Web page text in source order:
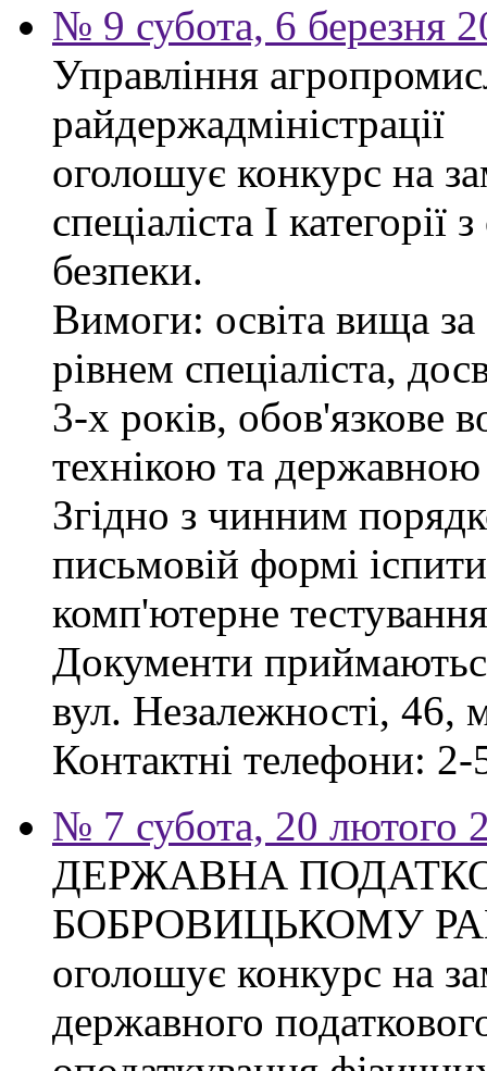
№ 9 субота, 6 березня
Управління
райдержадміністрації
оголошує конкурс на
спеціаліста І
безпеки.
Вимоги: освіта вища за
рівнем спеціаліста,
3-х років, обов'язкове
технікою та
Згідно з чинним
письмовій формі
комп'ютерне
Документи
вул. Незалежності, 46,
Контактні телефони:
№ 7 субота, 20 лютого
ДЕРЖАВНА
БОБРОВИЦЬКОМУ
оголошує конкурс на
державного